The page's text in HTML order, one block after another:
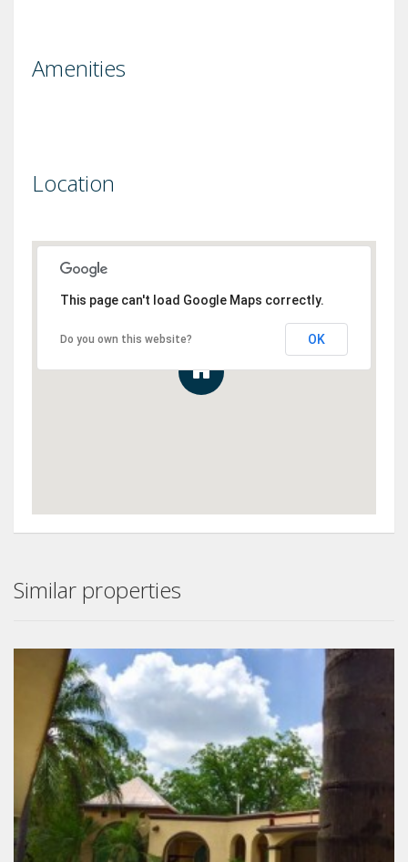
Amenities
Location
This page can't load Google Maps correctly.
Do you own this website? OK
Similar properties